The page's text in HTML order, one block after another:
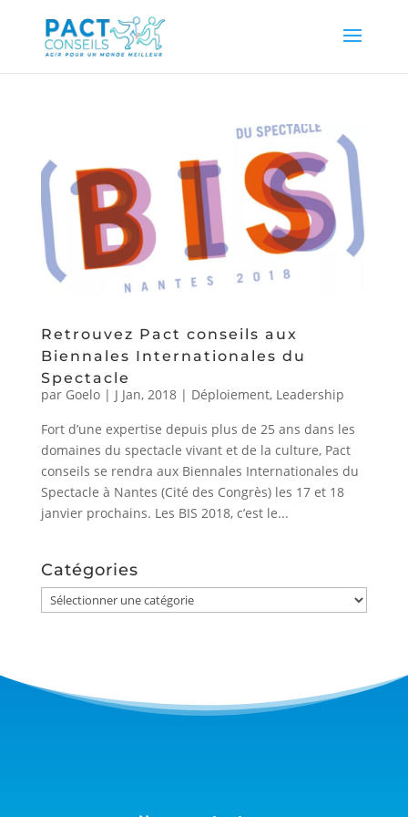
Retrouvez Pact conseils aux
Biennales Internationales du
Spectacle
par Goelo| J Jan, 2018| Déploiement, Leadership
Fort d’une expertise depuis plus de 25 ans dans les
domaines du spectacle vivant et de la culture, Pact
conseils se rendra aux Biennales Internationales du
Spectacle à Nantes (Cité des Congrès) les 17 et 18
janvier prochains. Les BIS 2018, c’est le...
Catégories
Catégories